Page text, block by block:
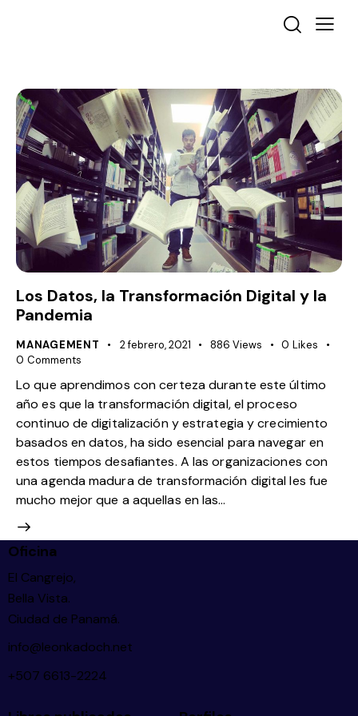
Los Datos, la Transformación Digital y la
Pandemia
MANAGEMENT 2 febrero, 2021 886 Views 0 Likes
0 Comments
Lo que aprendimos con certeza durante este último
año es que la transformación digital, el proceso
continuo de digitalización y estrategia y crecimiento
basados en datos, ha sido esencial para navegar en
estos tiempos desafiantes. A las organizaciones con
una agenda madura de transformación digital les fue
mucho mejor que a aquellas en las…
Oficina
El Cangrejo,
Bella Vista.
Ciudad de Panamá.
info@leonkadoch.net
+507 6613-2224